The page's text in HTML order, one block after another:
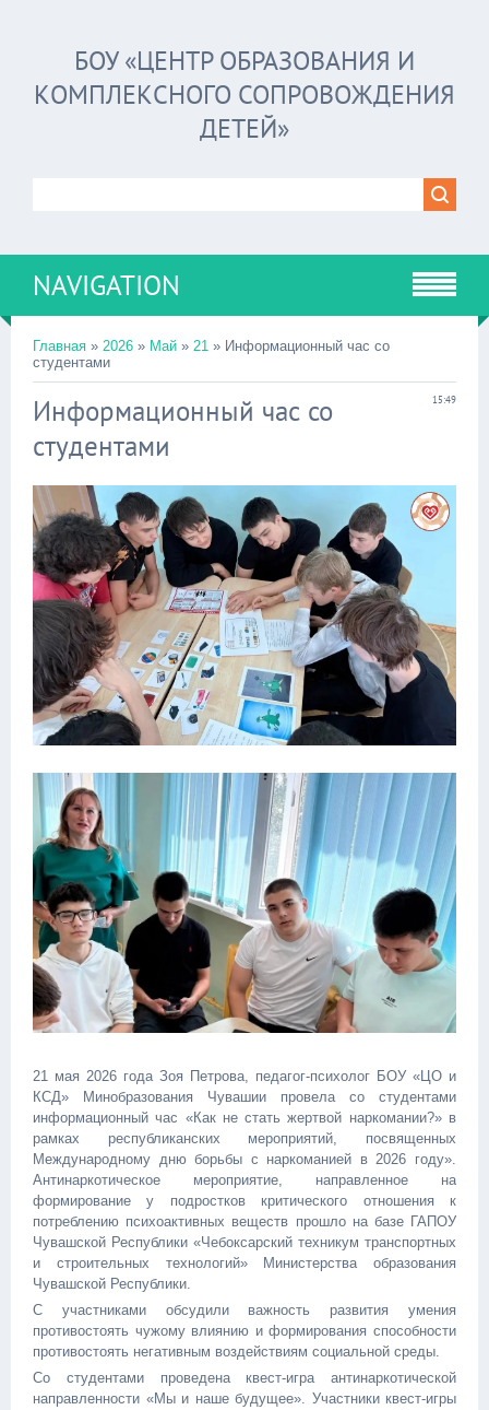
БОУ «ЦЕНТР ОБРАЗОВАНИЯ И
КОМПЛЕКСНОГО СОПРОВОЖДЕНИЯ
ДЕТЕЙ»
NAVIGATION
Главная » 2026 » Май » 21 » Информационный час со
студентами
15:49
Информационный час со
студентами
21 мая 2026 года Зоя Петрова, педагог-психолог БОУ «ЦО и
КСД» Минобразования Чувашии провела со студентами
информационный час «Как не стать жертвой наркомании?» в
рамках республиканских мероприятий, посвященных
Международному дню борьбы с наркоманией в 2026 году».
Антинаркотическое мероприятие, направленное на
формирование у подростков критического отношения к
потреблению психоактивных веществ прошло на базе ГАПОУ
Чувашской Республики «Чебоксарский техникум транспортных
и строительных технологий» Министерства образования
Чувашской Республики.
С участниками обсудили важность развития умения
противостоять чужому влиянию и формирования способности
противостоять негативным воздействиям социальной среды.
Со студентами проведена квест-игра антинаркотической
направленности «Мы и наше будущее». Участники квест-игры